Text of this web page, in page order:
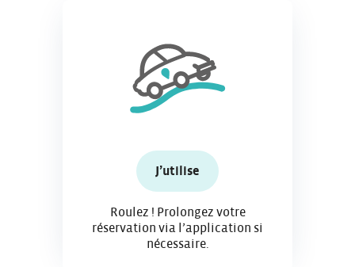
J’utilise
Roulez ! Prolongez votre
réservation via l’application si
nécessaire.